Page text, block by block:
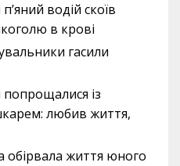
водій скоїв
в крові
гасили
із
любив життя,
обірвала життя юного